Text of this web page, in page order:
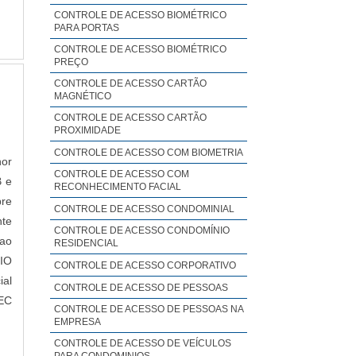
e
CONTROLE DE ACESSO BIOMÉTRICO
PARA PORTAS
CONTROLE DE ACESSO BIOMÉTRICO
PREÇO
CONTROLE DE ACESSO CARTÃO
MAGNÉTICO
CONTROLE DE ACESSO CARTÃO
PROXIMIDADE
CONTROLE DE ACESSO COM BIOMETRIA
CONTROLE DE ACESSO COM
RECONHECIMENTO FACIAL
CONTROLE DE ACESSO CONDOMINIAL
CONTROLE DE ACESSO CONDOMÍNIO
RESIDENCIAL
CONTROLE DE ACESSO CORPORATIVO
CONTROLE DE ACESSO DE PESSOAS
CONTROLE DE ACESSO DE PESSOAS NA
EMPRESA
CONTROLE DE ACESSO DE VEÍCULOS